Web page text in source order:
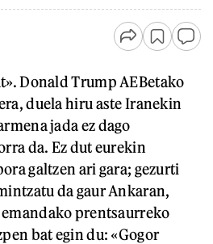
Donald Trump AEBetako
duela hiru aste Iranekin
jada ez dago
da. Ez dut eurekin
galtzen ari gara; gezurti
da gaur Ankaran,
prentsaurreko
bat egin du: «Gogor